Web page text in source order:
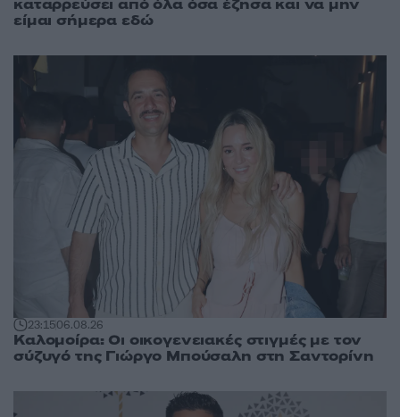
καταρρεύσει από όλα όσα έζησα και να μην
είμαι σήμερα εδώ
23:1506.08.26
Καλομοίρα: Οι οικογενειακές στιγμές με τον
σύζυγό της Γιώργο Μπούσαλη στη Σαντορίνη